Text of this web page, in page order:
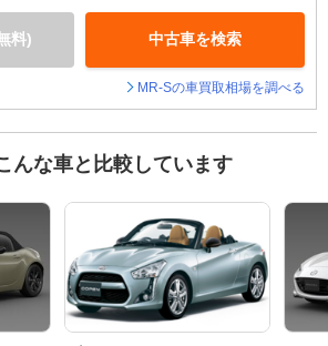
料) 中古車を検索
MR-Sの車買取相場を調べる
んな車と比較しています